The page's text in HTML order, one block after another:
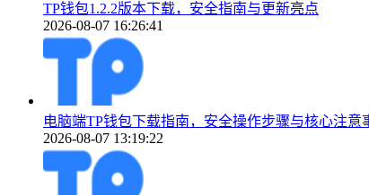
TP钱包1.2.2版本下载，安全指南与更新亮点
2026-08-07 16:26:41
电脑端TP钱包下载指南，安全操作步骤与核心注意
2026-08-07 13:19:22